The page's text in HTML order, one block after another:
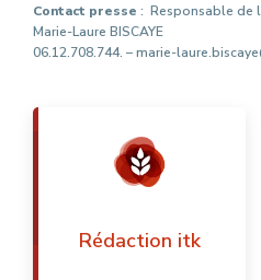
Contact presse : Responsable de
Marie-Laure BISCAYE
06.12.708.744. – marie-
Rédaction itk